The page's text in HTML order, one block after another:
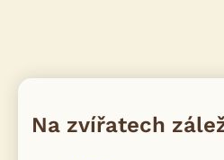
Na zvířatech